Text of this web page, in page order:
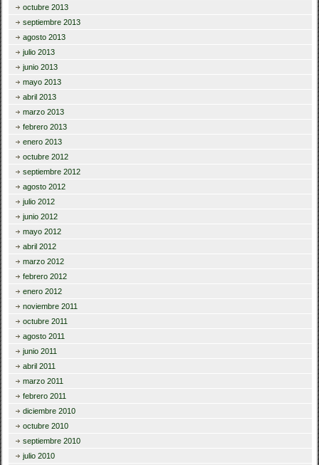
octubre 2013
septiembre 2013
agosto 2013
julio 2013
junio 2013
mayo 2013
abril 2013
marzo 2013
febrero 2013
enero 2013
octubre 2012
septiembre 2012
agosto 2012
julio 2012
junio 2012
mayo 2012
abril 2012
marzo 2012
febrero 2012
enero 2012
noviembre 2011
octubre 2011
agosto 2011
junio 2011
abril 2011
marzo 2011
febrero 2011
diciembre 2010
octubre 2010
septiembre 2010
julio 2010